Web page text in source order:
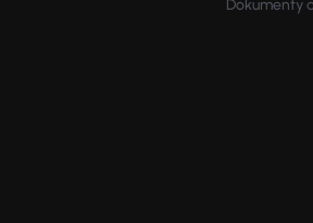
Dokumenty